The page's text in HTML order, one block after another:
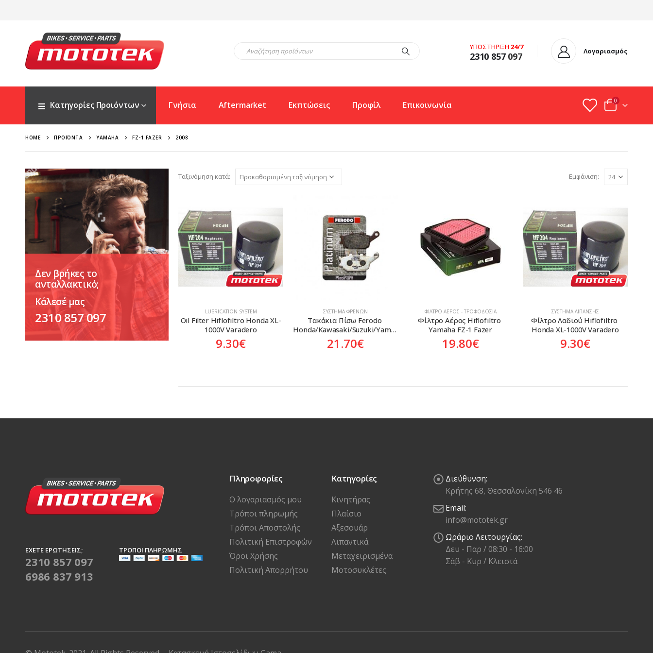
ΥΠΟΣΤΗΡΙΞΗ 24/7
2310 857097 Λογαριασμός
Κατηγορίες Προιόντων Γνήσια Aftermarket Εκπτώσεις Προφίλ Επικοινωνία 0
HOME ΠΡΟΪΌΝΤΑ YAMAHA FZ-1 FAZER 2008
Ταξινόμηση κατά: Εμφάνιση:
LUBRICATION SYSTEM
Oil Filter Hiflofiltro Honda XL-
1000V Varadero
9.30€
ΣΎΣΤΗΜΑ ΦΡΈΝΩΝ
Τακάκια Πίσω Ferodo
Honda/Kawasaki/Suzuki/Yamaha
21.70€
ΦΊΛΤΡΟ ΑΈΡΟΣ - ΤΡΟΦΟΔΟΣΊΑ
Φίλτρο Αέρος Hiflofiltro
Yamaha FZ-1 Fazer
19.80€
ΣΎΣΤΗΜΑ ΛΊΠΑΝΣΗΣ
Φίλτρο Λαδιού Hiflofiltro
Honda XL-1000V Varadero
9.30€
Δεν βρήκες το
ανταλλακτικό;
Κάλεσέ μας
2310 857 097
ΈΧΕΤΕ ΕΡΩΤΉΣΕΙΣ;
2310 857 097
6986 837 913
ΤΡΌΠΟΙ ΠΛΗΡΩΜΉΣ
Πληροφορίες
Ο λογαριασμός μου
Τρόποι πληρωμής
Τρόποι Αποστολής
Πολιτική Επιστροφών
Όροι Χρήσης
Πολιτική Απορρήτου
Κατηγορίες
Κινητήρας
Πλαίσιο
Αξεσουάρ
Λιπαντικά
Μεταχειρισμένα
Μοτοσυκλέτες
Διεύθυνση:
Κρήτης 68, Θεσσαλονίκη 546 46
Email:
info@mototek.gr
Ωράριο Λειτουργίας:
Δευ - Παρ / 08:30 - 16:00
Σάβ - Κυρ / Κλειστά